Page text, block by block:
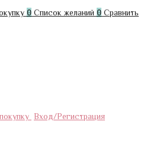
0 Список желаний 0 Сравнить
Вход/Регистрация